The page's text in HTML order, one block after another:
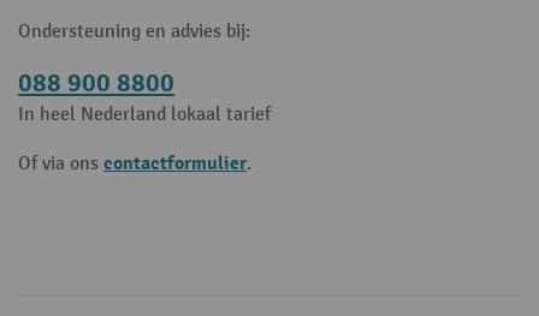
Ondersteuning en advies bij:
088 900 8800
In heel Nederland lokaal tarief
Of via ons contactformulier.